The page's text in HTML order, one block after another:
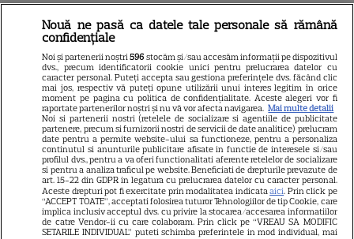
microbuzul în care se afla
acum câteva minute echipa de
fotbal din București, accident
mortal! Câți morți și câți răniți
sunt până acum
SERIALE
Nouă ne pasă ca datele tale personale să rămână
confidențiale
Noi și partenerii noștri596 stocăm și/sau accesăm informații pe dispozitivul
dvs., precum identificatorii cookie unici pentru prelucrarea datelor cu
caracter personal. Puteți accepta sau gestiona preferințele dvs. făcând clic
mai jos, respectiv vă puteți opune utilizării unui interes legitim în orice
moment pe pagina cu politica de confidențialitate. Aceste alegeri vor fi
raportate partenerilor noștri și nu vă vor afecta navigarea. Mai multe detalii
Noi si partenerii nostri (retelele de socializare si agentiile de publicitate
partenere, precum si furnizorii nostri de servicii de date analitice) prelucram
date pentru a permite website-ului sa functioneze, pentru a personaliza
continutul si anunturile publicitare afisate in functie de interesele si/sau
profilul dvs., pentru a va oferi functionalitati aferente retelelor de socializare
si pentru a analiza traficul pe website. Beneficiati de drepturile prevazute de
art. 15-22 din GDPR in legatura cu prelucrarea datelor cu caracter personal.
Aceste drepturi pot fi exercitate prin modalitatea indicataaici. Prin click pe
“ACCEPT TOATE”, acceptati folosirea tuturor Tehnologiilor de tip Cookie, care
implica inclusiv acceptul dvs. cu privire la stocarea/accesarea informatiilor
de catre Vendor-ii cu care colaboram. Prin click pe “VREAU SA MODIFIC
SETARILE INDIVIDUAL” puteti schimba preferintele in mod individual, mai